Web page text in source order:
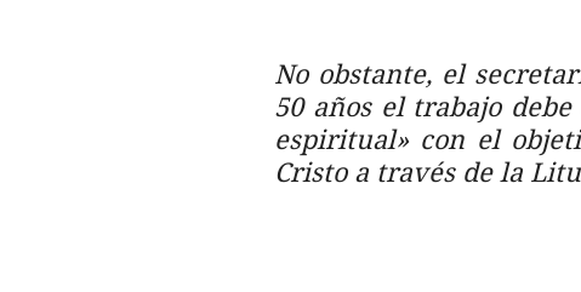
No obstante, el
50 años el trabajo
espiritual» con el
Cristo a través de la